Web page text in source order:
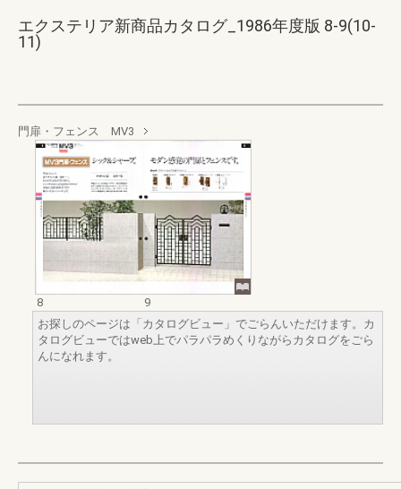
エクステリア新商品カタログ_1986年度版 8-9(10-
11)
門扉・フェンス MV3
8
9
お探しのページは「カタログビュー」でごらんいただけます。カ
タログビューではweb上でパラパラめくりながらカタログをごら
んになれます。